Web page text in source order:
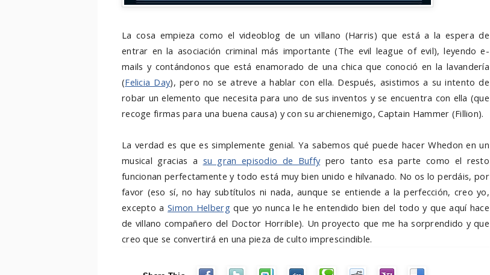
La cosa empieza como el videoblog de un villano (Harris) que está a la espera de
entrar en la asociación criminal más importante (The evil league of evil), leyendo e-
mails y contándonos que está enamorado de una chica que conoció en la lavandería
(Felicia Day), pero no se atreve a hablar con ella. Después, asistimos a su intento de
robar un elemento que necesita para uno de sus inventos y se encuentra con ella (que
recoge firmas para una buena causa) y con su archienemigo, Captain Hammer (Fillion).
La verdad es que es simplemente genial. Ya sabemos qué puede hacer Whedon en un
musical gracias a su gran episodio de Buffypero tanto esa parte como el resto
funcionan perfectamente y todo está muy bien unido e hilvanado. No os lo perdáis, por
favor (eso sí, no hay subtítulos ni nada, aunque se entiende a la perfección, creo yo,
excepto aSimon Helbergque yo nunca le he entendido bien del todo y que aquí hace
de villano compañero del Doctor Horrible). Un proyecto que me ha sorprendido y que
creo que se convertirá en una pieza de culto imprescindible.